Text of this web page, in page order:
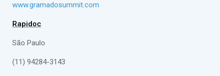
www.gramadosummit.com
Rapidoc
São Paulo
(11) 94284-3143